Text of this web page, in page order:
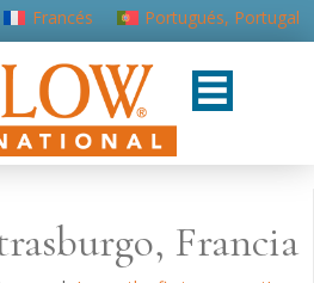
Francés Portugués, Portugal
Francia